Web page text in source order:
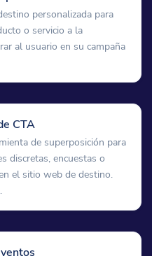
personalizada para
o servicio a la
al usuario en su campaña
CTA
de superposición para
discretas, encuestas o
el sitio web de destino.